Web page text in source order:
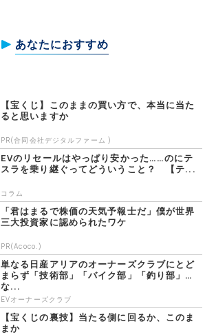
あなたにおすすめ
【宝くじ】このままの買い方で、本当に当た
ると思いますか
PR(合同会社デジタルファーム )
EVのリセールはやっぱり安かった……のにテ
スラを乗り継ぐってどういうこと？ 【テ...
コラム
「君はまるで株価の天気予報士だ」僕が世界
三大投資家に認められたワケ
PR(Acoco.)
単なる日産アリアのオーナーズクラブにとど
まらず「技術部」「バイク部」「釣り部」
な...
EVオーナーズクラブ
【宝くじの裏技】当たる側に回るか、このま
まか